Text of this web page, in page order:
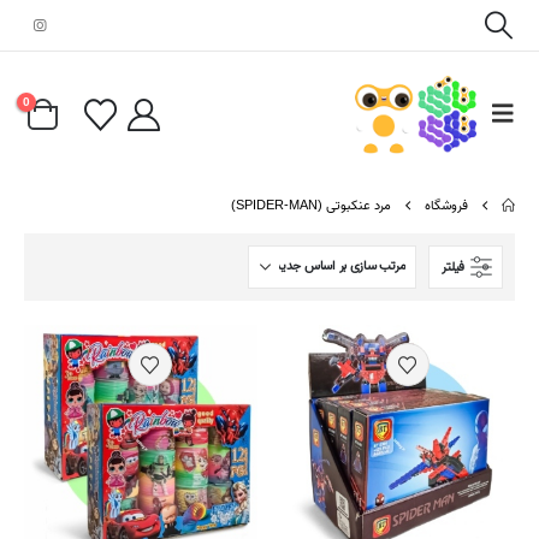
0
فروشگاه مرد عنکبوتی (SPIDER-MAN)
فیلتر